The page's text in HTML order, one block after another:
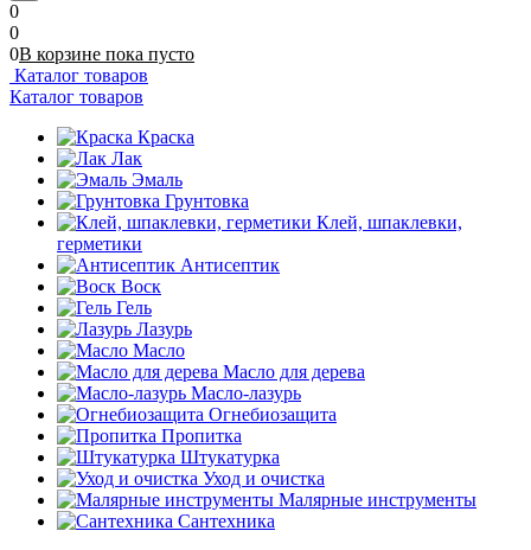
0
0
0В корзине пока пусто
Каталог товаров
Каталог товаров
Краска
Лак
Эмаль
Грунтовка
Клей, шпаклевки,
герметики
Антисептик
Воск
Гель
Лазурь
Масло
Масло для дерева
Масло-лазурь
Огнебиозащита
Пропитка
Штукатурка
Уход и очистка
Малярные инструменты
Сантехника